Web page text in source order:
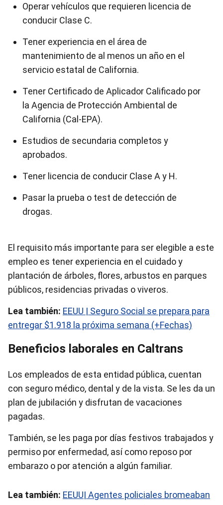
Operar vehículos que requieren licencia de
conducir Clase C.
Tener experiencia en el área de
mantenimiento de al menos un año en el
servicio estatal de California.
Tener Certificado de Aplicador Calificado por
la Agencia de Protección Ambiental de
California (Cal-EPA).
Estudios de secundaria completos y
aprobados.
Tener licencia de conducir Clase A y H.
Pasar la prueba o test de detección de
drogas.
El requisito más importante para ser elegible a este
empleo es tener experiencia en el cuidado y
plantación de árboles, flores, arbustos en parques
públicos, residencias privadas o viveros.
Lea también: EEUU | Seguro Social se prepara para
entregar $1.918 la próxima semana (+Fechas)
Beneficios laborales en Caltrans
Los empleados de esta entidad pública, cuentan
con seguro médico, dental y de la vista. Se les da un
plan de jubilación y disfrutan de vacaciones
pagadas.
También, se les paga por días festivos trabajados y
permiso por enfermedad, así como reposo por
embarazo o por atención a algún familiar.
Lea también: EEUU| Agentes policiales bromeaban